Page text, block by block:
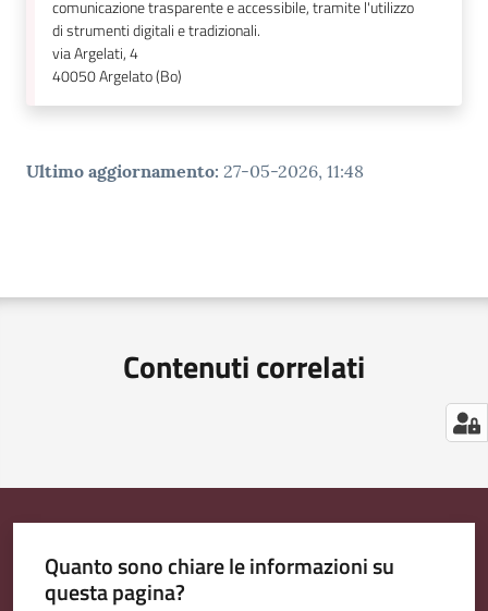
comunicazione trasparente e accessibile, tramite l'utilizzo
di strumenti digitali e tradizionali.
via Argelati, 4
40050Argelato (Bo)
Ultimo aggiornamento: 27-05-2026, 11:48
Contenuti correlati
Quanto sono chiare le informazioni su
questa pagina?